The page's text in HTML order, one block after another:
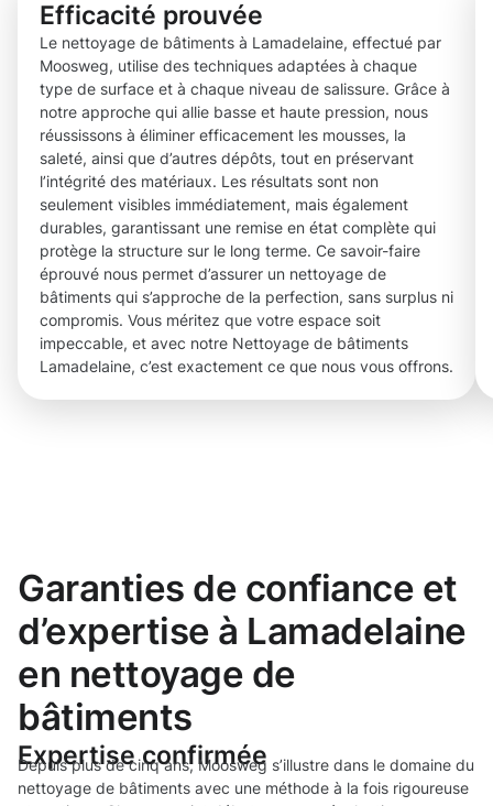
Efficacité prouvée
Le nettoyage de bâtiments à Lamadelaine, effectué par
Moosweg, utilise des techniques adaptées à chaque
type de surface et à chaque niveau de salissure. Grâce à
notre approche qui allie basse et haute pression, nous
réussissons à éliminer efficacement les mousses, la
saleté, ainsi que d’autres dépôts, tout en préservant
l’intégrité des matériaux. Les résultats sont non
seulement visibles immédiatement, mais également
durables, garantissant une remise en état complète qui
protège la structure sur le long terme. Ce savoir-faire
éprouvé nous permet d’assurer un nettoyage de
bâtiments qui s’approche de la perfection, sans surplus ni
compromis. Vous méritez que votre espace soit
impeccable, et avec notre Nettoyage de bâtiments
Lamadelaine, c’est exactement ce que nous vous offrons.
Garanties de confiance et
d’expertise à Lamadelaine
en nettoyage de
bâtiments
Expertise confirmée
Depuis plus de cinq ans, Moosweg s’illustre dans le domaine du
nettoyage de bâtiments avec une méthode à la fois rigoureuse